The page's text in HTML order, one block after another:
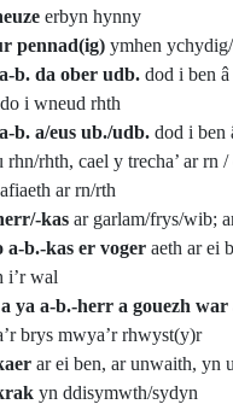
erbyn hynny
pennad(ig) ymhen
b. da ober udb. dod i ben
i wneud rhth
b. a/eus ub./udb. dod i ben
rhn/rhth, cael y trecha’ ar rn
ar rn/rth
kas ar garlam/frys/wib;
a-b.-kas er voger aeth ar ei
i’r wal
ya a-b.-herr a gouezh
brys mwya’r rhwyst(y)r
ar ei ben, ar unwaith, yn
yn ddisymwth/sydyn